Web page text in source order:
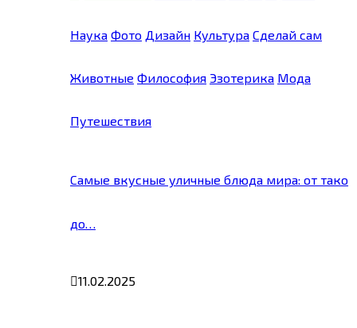
Наука Фото Дизайн Культура Сделай сам
Животные Философия Эзотерика Мода
Путешествия
Самые вкусные уличные блюда мира: от тако
до…
11.02.2025